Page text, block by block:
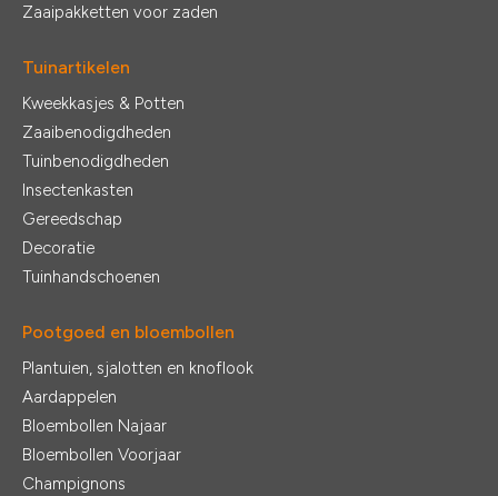
Zaaipakketten voor zaden
Tuinartikelen
Kweekkasjes & Potten
Zaaibenodigdheden
Tuinbenodigdheden
Insectenkasten
Gereedschap
Decoratie
Tuinhandschoenen
Pootgoed en bloembollen
Plantuien, sjalotten en knoflook
Aardappelen
Bloembollen Najaar
Bloembollen Voorjaar
Champignons